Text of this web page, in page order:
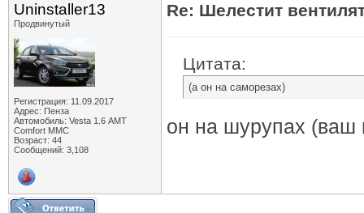
Uninstaller13
Продвинутый
Регистрация: 11.09.2017
Адрес: Пенза
Автомобиль: Vesta 1.6 АМТ
Comfort MMC
Возраст: 44
Сообщений: 3,108
Re: Шелестит
Цитата:
(а он на саморезах)
он на шурупах (ваш